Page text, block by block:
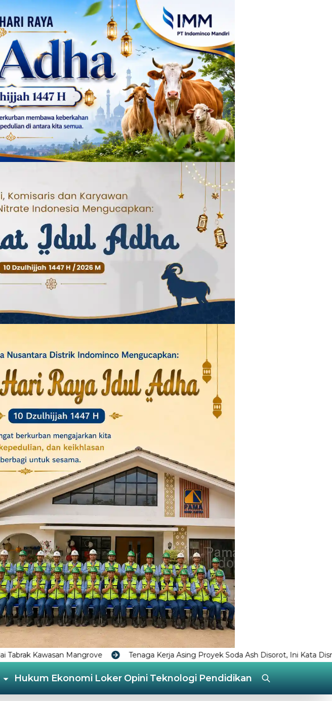
Tenaga Kerja Asing Proyek Soda Ash Disorot, Ini Kata Disnaker Bontang Istrinya
HukumEkonomiLokerOpiniTeknologiPendidikan